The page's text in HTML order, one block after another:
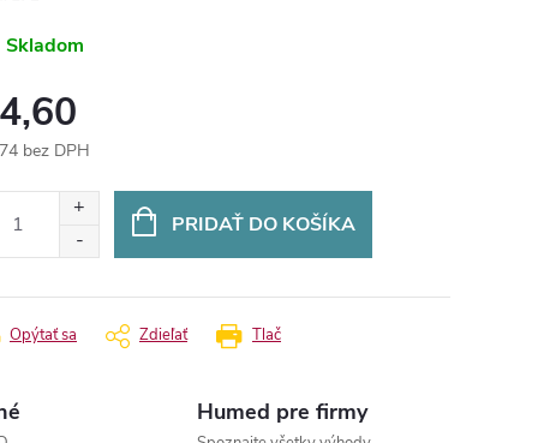
Skladom
bez DPH
PRIDAŤ DO KOŠÍKA
Tlač
Opýtať sa Zdieľať
Humed pre firmy